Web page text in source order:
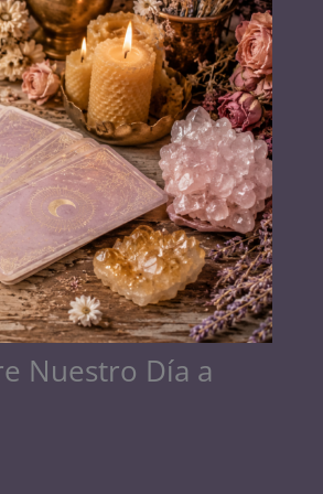
Nuestro Día a